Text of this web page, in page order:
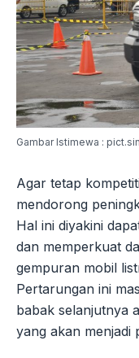
Gambar Istimewa :
Agar tetap
mendorong
Hal ini diyakini
dan memperkuat
gempuran mobil
Pertarungan ini
babak selanjutnya
yang akan menjadi